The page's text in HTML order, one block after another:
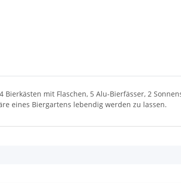
Bierkästen mit Flaschen, 5 Alu-Bierfässer, 2
eines Biergartens lebendig werden zu lassen.